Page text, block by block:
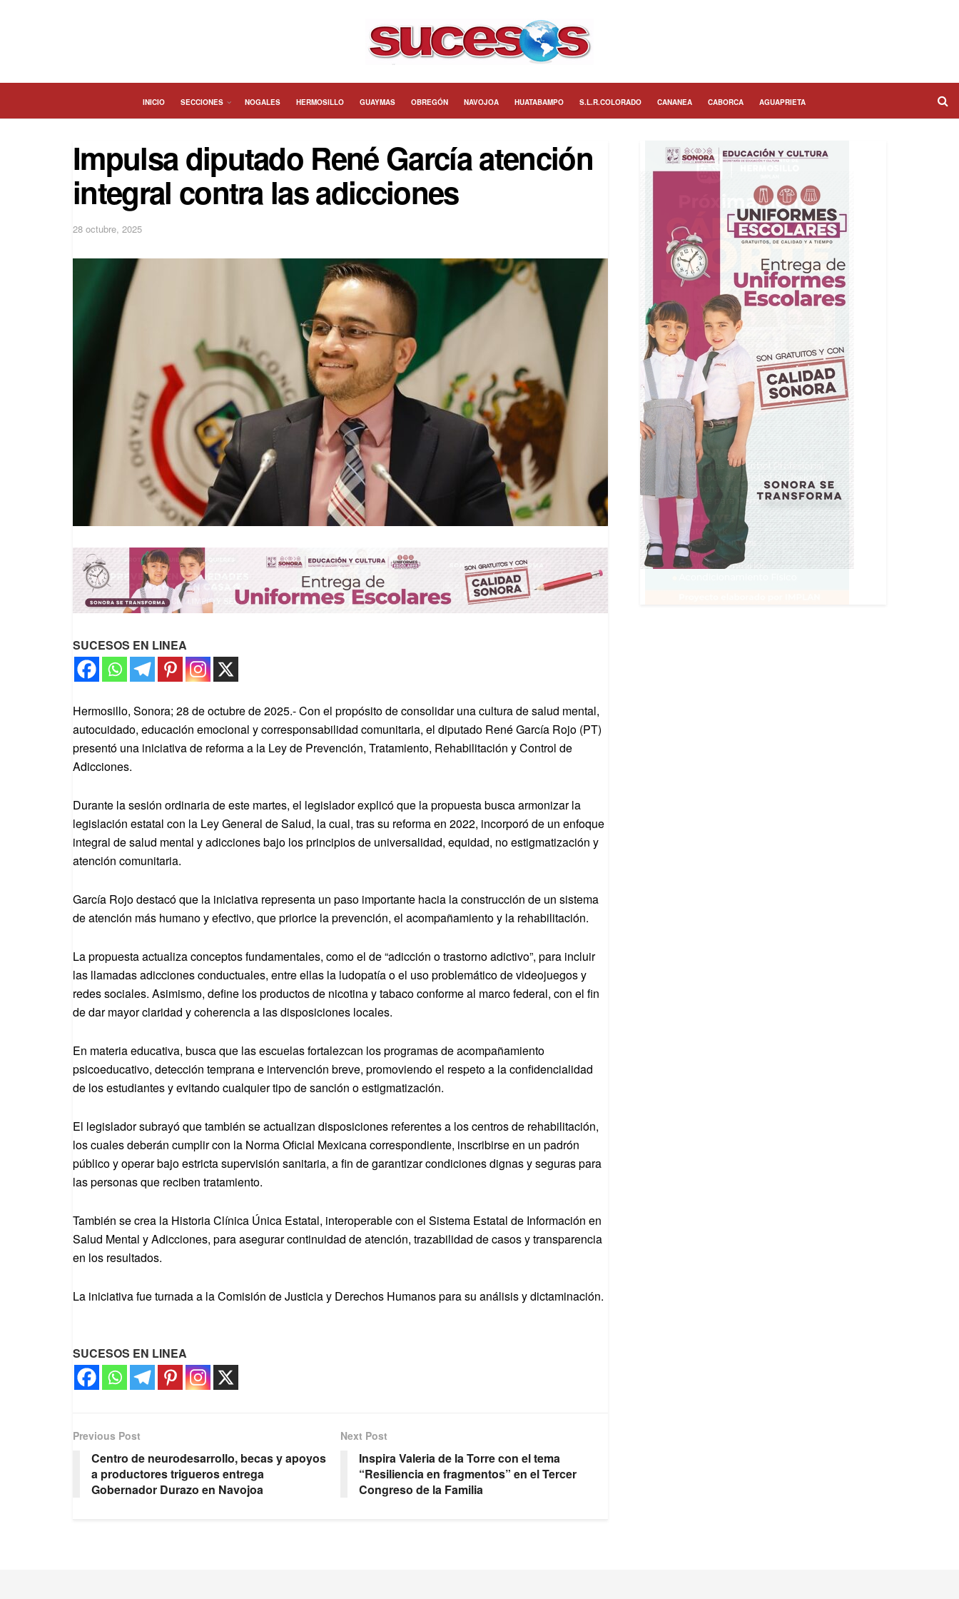
INICIO SECCIONES NOGALES HERMOSILLO GUAYMAS OBREGÓN NAVOJOA HUATABAMPO S.L.R.COLORADO CANANEA CABORCA AGUAPRIETA
Impulsa diputado René García atención
integral contra las adicciones
28 octubre, 2025
SUCESOS EN LINEA
Hermosillo, Sonora; 28 de octubre de 2025.- Con el propósito de consolidar una cultura de salud mental,
autocuidado, educación emocional y corresponsabilidad comunitaria, el diputado René García Rojo (PT)
presentó una iniciativa de reforma a la Ley de Prevención, Tratamiento, Rehabilitación y Control de
Adicciones.
Durante la sesión ordinaria de este martes, el legislador explicó que la propuesta busca armonizar la
legislación estatal con la Ley General de Salud, la cual, tras su reforma en 2022, incorporó de un enfoque
integral de salud mental y adicciones bajo los principios de universalidad, equidad, no estigmatización y
atención comunitaria.
García Rojo destacó que la iniciativa representa un paso importante hacia la construcción de un sistema
de atención más humano y efectivo, que priorice la prevención, el acompañamiento y la rehabilitación.
La propuesta actualiza conceptos fundamentales, como el de “adicción o trastorno adictivo”, para incluir
las llamadas adicciones conductuales, entre ellas la ludopatía o el uso problemático de videojuegos y
redes sociales. Asimismo, define los productos de nicotina y tabaco conforme al marco federal, con el fin
de dar mayor claridad y coherencia a las disposiciones locales.
En materia educativa, busca que las escuelas fortalezcan los programas de acompañamiento
psicoeducativo, detección temprana e intervención breve, promoviendo el respeto a la confidencialidad
de los estudiantes y evitando cualquier tipo de sanción o estigmatización.
El legislador subrayó que también se actualizan disposiciones referentes a los centros de rehabilitación,
los cuales deberán cumplir con la Norma Oficial Mexicana correspondiente, inscribirse en un padrón
público y operar bajo estricta supervisión sanitaria, a fin de garantizar condiciones dignas y seguras para
las personas que reciben tratamiento.
También se crea la Historia Clínica Única Estatal, interoperable con el Sistema Estatal de Información en
Salud Mental y Adicciones, para asegurar continuidad de atención, trazabilidad de casos y transparencia
en los resultados.
La iniciativa fue turnada a la Comisión de Justicia y Derechos Humanos para su análisis y dictaminación.
SUCESOS EN LINEA
Previous Post
Centro de neurodesarrollo, becas y apoyos
a productores trigueros entrega
Gobernador Durazo en Navojoa
Next Post
Inspira Valeria de la Torre con el tema
“Resiliencia en fragmentos” en el Tercer
Congreso de la Familia